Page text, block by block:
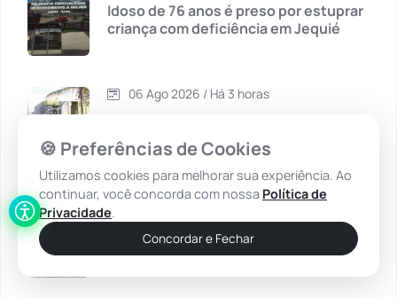
Chapada Diamantina (430)
Cordeiros (49)
Dom Basílio (391)
Idoso de 76 anos é preso por estuprar
criança com deficiência em Jequié
06 Ago 2026 / Há 3 horas
preso na Rodoviária de Guanambi
06 Ago 2026 / Há 3 horas
4ª CIPM apreende 190 porções de
cocaína e prende suspeito após fuga
🍪 Preferências de Cookies
Utilizamos cookies para melhorar sua experiência. Ao
continuar, você concorda com nossa Política de
Privacidade.
Concordar e Fechar